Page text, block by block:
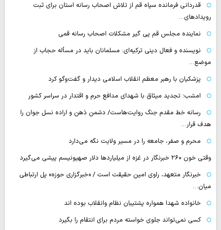
قدردانی فرمانده سپاه قم از تلاش اصحاب رسانه استان برای ثبت
رویدادهای…
نماینده مجلس قم پی گیر مشکلات اصحاب رسانه قمی
نویسنده و فعال دینی ترکیه‌ای: مسلمانان باید در مسأله حجاب از
موضع…
پزشکیان با رهبر معظم انقلاب اسلامی دیدار و گفت‌وگو کرد
امشب؛ تجدید میثاق با شهدای مدافع حرم و اقتدار در سراسر کشور
رسانه‌ خط مقدم جنگ روایت‌هاست/ دشمن ذهن و اراده نسل جوان را
هدف قرار…
محرم و صفر، جامعه را در مسیر ولایت نگه می‌دارد
وقتی خون ۲۶۰ خبرنگار در غزه از میلیاردها دلار صهیونیسم پیشی می‌گیرد
خبرنگار متعهد، راوی امین حقیقت است / «خبرگزاری حوزه» پل ارتباطی
میان…
خانواده شهدا همواره پشتیبان نظام وانقلاب بوده اند
کسی نمی‌تواند جلوی خواسته مردم برای انتقام را بگیرد